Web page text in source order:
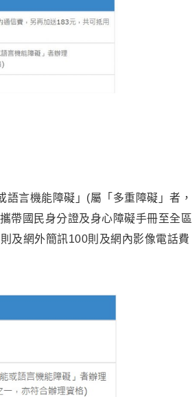
言機能障礙」(屬「多重障礙」者，
帶國民身分證及身心障礙手冊至全區
及網外簡訊100則及網內影像電話費